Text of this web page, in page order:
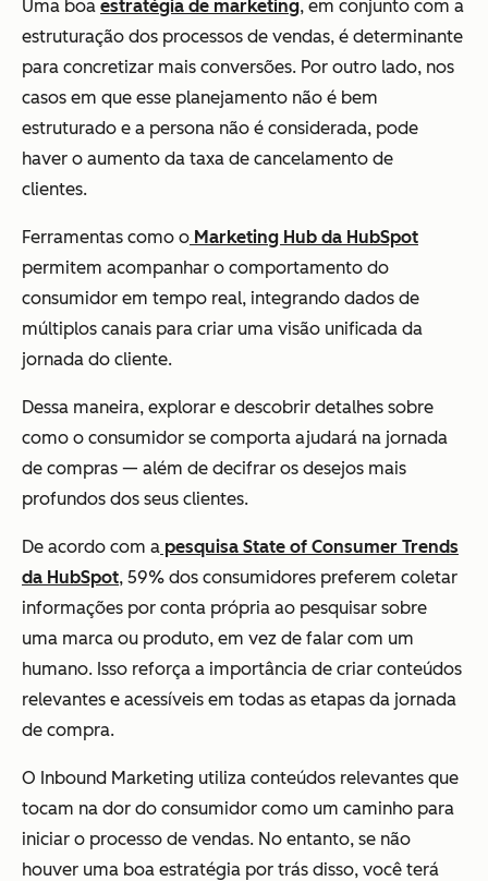
Uma boa estratégia de marketing, em conjunto com a
estruturação dos processos de vendas, é determinante
para concretizar mais conversões. Por outro lado, nos
casos em que esse planejamento não é bem
estruturado e a persona não é considerada, pode
haver o aumento da taxa de cancelamento de
clientes.
Ferramentas como o Marketing Hub da HubSpot
permitem acompanhar o comportamento do
consumidor em tempo real, integrando dados de
múltiplos canais para criar uma visão unificada da
jornada do cliente.
Dessa maneira, explorar e descobrir detalhes sobre
como o consumidor se comporta ajudará na jornada
de compras — além de decifrar os desejos mais
profundos dos seus clientes.
De acordo com a pesquisa State of Consumer Trends
da HubSpot, 59% dos consumidores preferem coletar
informações por conta própria ao pesquisar sobre
uma marca ou produto, em vez de falar com um
humano. Isso reforça a importância de criar conteúdos
relevantes e acessíveis em todas as etapas da jornada
de compra.
O Inbound Marketing utiliza conteúdos relevantes que
tocam na dor do consumidor como um caminho para
iniciar o processo de vendas. No entanto, se não
houver uma boa estratégia por trás disso, você terá